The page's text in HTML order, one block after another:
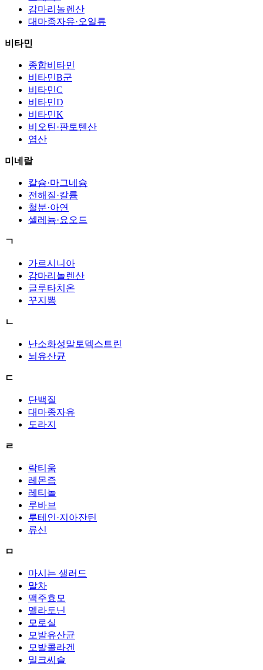
감마리놀렌산
대마종자유·오일류
비타민
종합비타민
비타민B군
비타민C
비타민D
비타민K
비오틴·판토텐산
엽산
미네랄
칼슘·마그네슘
전해질·칼륨
철분·아연
셀레늄·요오드
ㄱ
가르시니아
감마리놀렌산
글루타치온
꾸지뽕
ㄴ
난소화성말토덱스트린
뇌유산균
ㄷ
단백질
대마종자유
도라지
ㄹ
락티움
레몬즙
레티놀
루바브
루테인·지아잔틴
류신
ㅁ
마시는 샐러드
말차
맥주효모
멜라토닌
모로실
모발유산균
모발콜라겐
밀크씨슬